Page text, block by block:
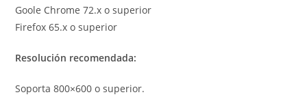
Goole Chrome 72.x o superior
Firefox 65.x o superior
Resolución recomendada:
Soporta 800×600 o superior.